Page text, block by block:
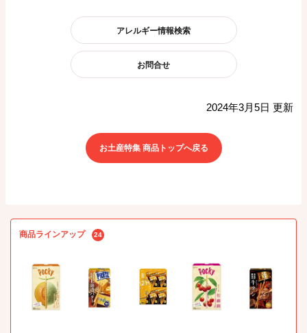
アレルギー情報検索
お問合せ
2024年3月5日 更新
お土産特集 商品トップへ戻る
商品ラインアップ 24